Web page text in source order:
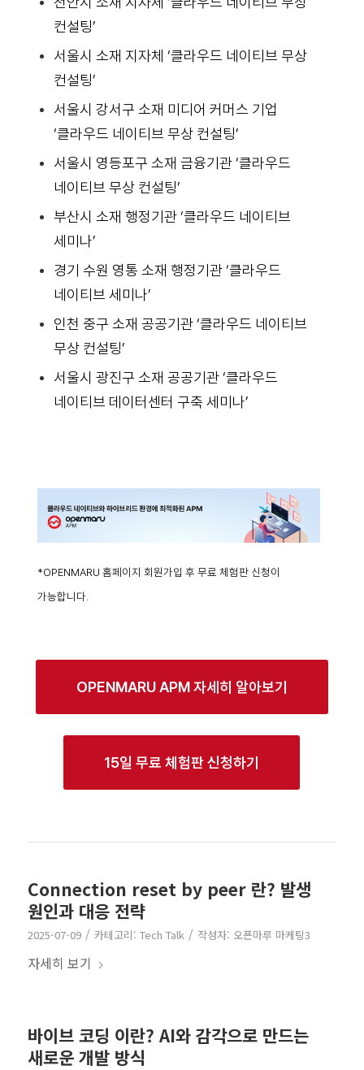
컨설팅’
서울시 소재 지자체 ‘클라우드 네이티브 무상
컨설팅’
서울시 강서구 소재 미디어 커머스 기업
‘클라우드 네이티브 무상 컨설팅’
서울시 영등포구 소재 금융기관 ‘클라우드
네이티브 무상 컨설팅’
부산시 소재 행정기관 ‘클라우드 네이티브
세미나’
경기 수원 영통 소재 행정기관 ‘클라우드
네이티브 세미나’
인천 중구 소재 공공기관 ‘클라우드 네이티브
무상 컨설팅’
서울시 광진구 소재 공공기관 ‘클라우드
네이티브 데이터센터 구축 세미나’
*OPENMARU 홈페이지 회원가입 후 무료 체험판 신청이
가능합니다.
OPENMARU APM 자세히 알아보기
15일 무료 체험판 신청하기
Connection reset by peer 란? 발생
원인과 대응 전략
2025-07-09 / 카테고리: Tech Talk / 작성자: 오픈마루 마케팅3
자세히 보기
바이브 코딩 이란? AI와 감각으로 만드는
새로운 개발 방식